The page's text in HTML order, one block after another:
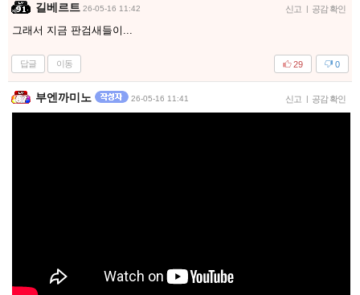
길베르트 26-05-16 11:42 신고 | 공감 확인
그래서 지금 판검새들이...
답글 이동 0
29
부엔까미노 26-05-16 11:41 신고 | 공감 확인